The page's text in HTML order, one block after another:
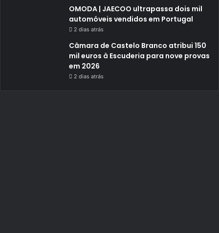
OMODA | JAECOO ultrapassa dois mil
automóveis vendidos em Portugal
2 dias atrás
Câmara de Castelo Branco atribui 150
mil euros à Escuderia para nove provas
em 2026
2 dias atrás